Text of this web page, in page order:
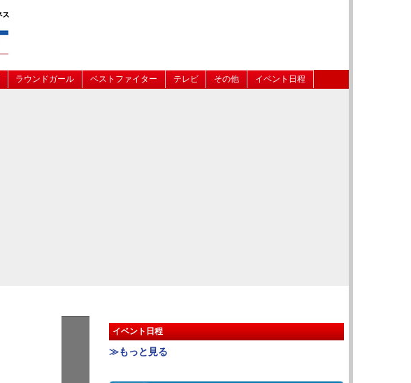
ラウンドガール ベストファイター テレビ その他 イベント日程
イベント日程
≫もっと見る